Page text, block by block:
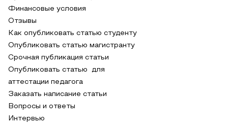
Финансовые условия
Отзывы
Как опубликовать статью студенту
Опубликовать статью магистранту
Срочная публикация статьи
Опубликовать статью для
аттестации педагога
Заказать написание статьи
Вопросы и ответы
Интервью